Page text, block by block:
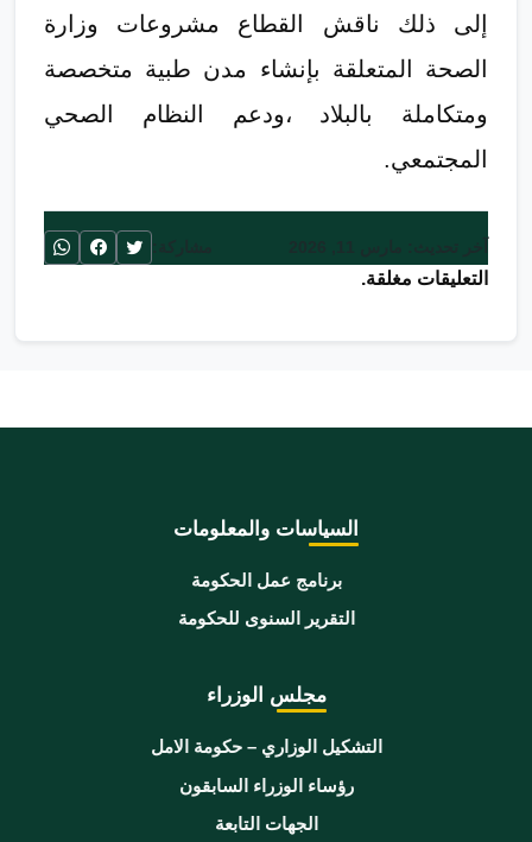
إلى ذلك ناقش القطاع مشروعات وزارة
الصحة المتعلقة بإنشاء مدن طبية متخصصة
ومتكاملة بالبلاد ،ودعم النظام الصحي
المجتمعي.
التعليقات مغلقة.
السياسات والمعلومات
برنامج عمل الحكومة
التقرير السنوى للحكومة
مجلس الوزراء
التشكيل الوزاري – حكومة الامل
رؤساء الوزراء السابقون
الجهات التابعة